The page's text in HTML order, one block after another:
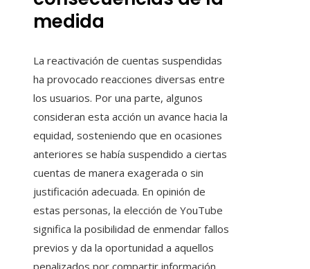
medida
La reactivación de cuentas suspendidas
ha provocado reacciones diversas entre
los usuarios. Por una parte, algunos
consideran esta acción un avance hacia la
equidad, sosteniendo que en ocasiones
anteriores se había suspendido a ciertas
cuentas de manera exagerada o sin
justificación adecuada. En opinión de
estas personas, la elección de YouTube
significa la posibilidad de enmendar fallos
previos y da la oportunidad a aquellos